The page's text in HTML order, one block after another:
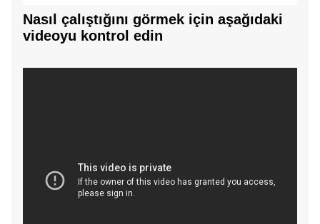
Nasıl çalıştığını görmek için aşağıdaki
videoyu kontrol edin